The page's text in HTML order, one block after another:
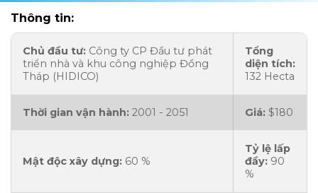
Thông tin:
Chủ đầu tư: Công ty CP Đầu tư phát
triển nhà và khu công nghiệp Đồng
Tháp (HIDICO)
Tổng
diện tích:
132 Hecta
Thời gian vận hành: 2001 - 2051 Giá: $180
Mật độc xây dựng: 60 %
Tỷ lệ lấp
đầy: 90
%